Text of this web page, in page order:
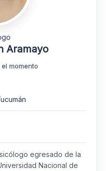
Aramayo
momento
egresado de la
Nacional de